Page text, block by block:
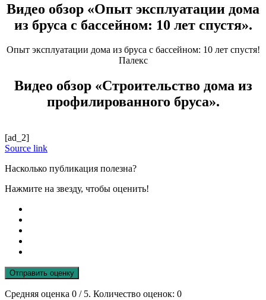
Видео обзор «Опыт эксплуатации дома
из бруса с бассейном: 10 лет спустя».
Опыт эксплуатации дома из бруса с бассейном: 10 лет спустя!
Палекс
Видео обзор «Строительство дома из
профилированного бруса».
[ad_2]
Source link
Насколько публикация полезна?
Нажмите на звезду, чтобы оценить!
Отправить оценку
Средняя оценка 0 / 5. Количество оценок: 0